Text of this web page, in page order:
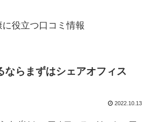
に役立つ口コミ情報
ならまずはシェアオフィス
2022.10.13